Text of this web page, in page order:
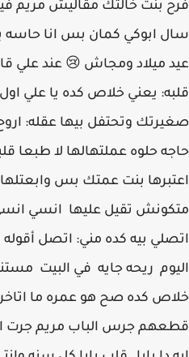
فرح بنت خالتك مقاليش مريم
سال ابوكي كمان بس انا حاسه
عيد ميلاد ومجاش 😢 عند علي
قلبه: يعني خلاص كده يا علي
صغيرتك وتحتفل بيها عقله:
حاجه حلوه عملتهالها لا طبعا
اعتبرها بنت عمتك بس وابعتلها
متكونش تقيل عليها انسي
اتصلي بيه كده مني: اتصل
خلاص كده صح هو عمره ما
قطعهم جرس الباب مريم جرت